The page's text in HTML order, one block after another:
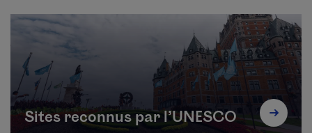
Sites reconnus par l’UNESCO